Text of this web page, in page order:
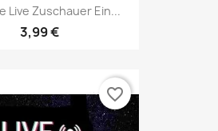
Live Zuschauer Ein...
3,99 €
favorite_border